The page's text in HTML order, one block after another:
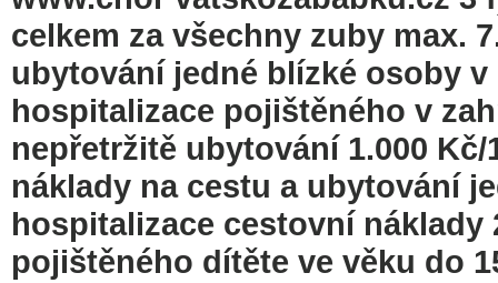
celkem za všechny zuby max.
ubytování jedné blízké osoby
hospitalizace pojištěného v
nepřetržitě ubytování 1.000
náklady na cestu a ubytování
hospitalizace cestovní náklady
pojištěného dítěte ve věku do